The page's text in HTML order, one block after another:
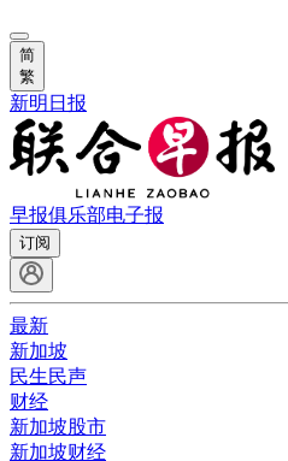
简
繁
新明日报
早报俱乐部电子报
订阅
最新
新加坡
民生民声
财经
新加坡股市
新加坡财经